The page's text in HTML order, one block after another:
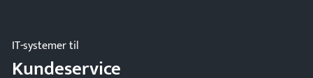
IT-systemer til
Kundeservice